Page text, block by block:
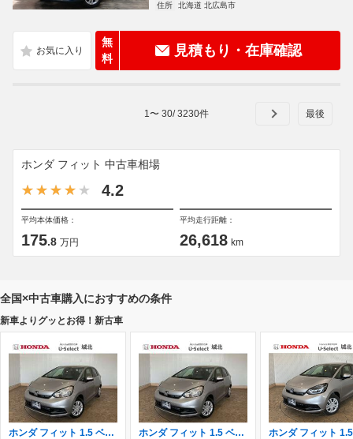
住所
北海道 北広島市
無
料
見積もり・在庫確認
1 〜 30/3230件
ホンダ フィット 中古車相場
4.2
平均本体価格：
175.8 万円
平均走行距離：
26,618 km
全国×中古車購入におすすめの条件
新車よりグッとお得！新古車
ホンダ フィット 1.5 ベーシック 未登録車 外装キズ・シミ有 外装保証なし ホンダ フィット 1.5 ベーシック 未登録車 外装キズ・シミ有 外装保証なし